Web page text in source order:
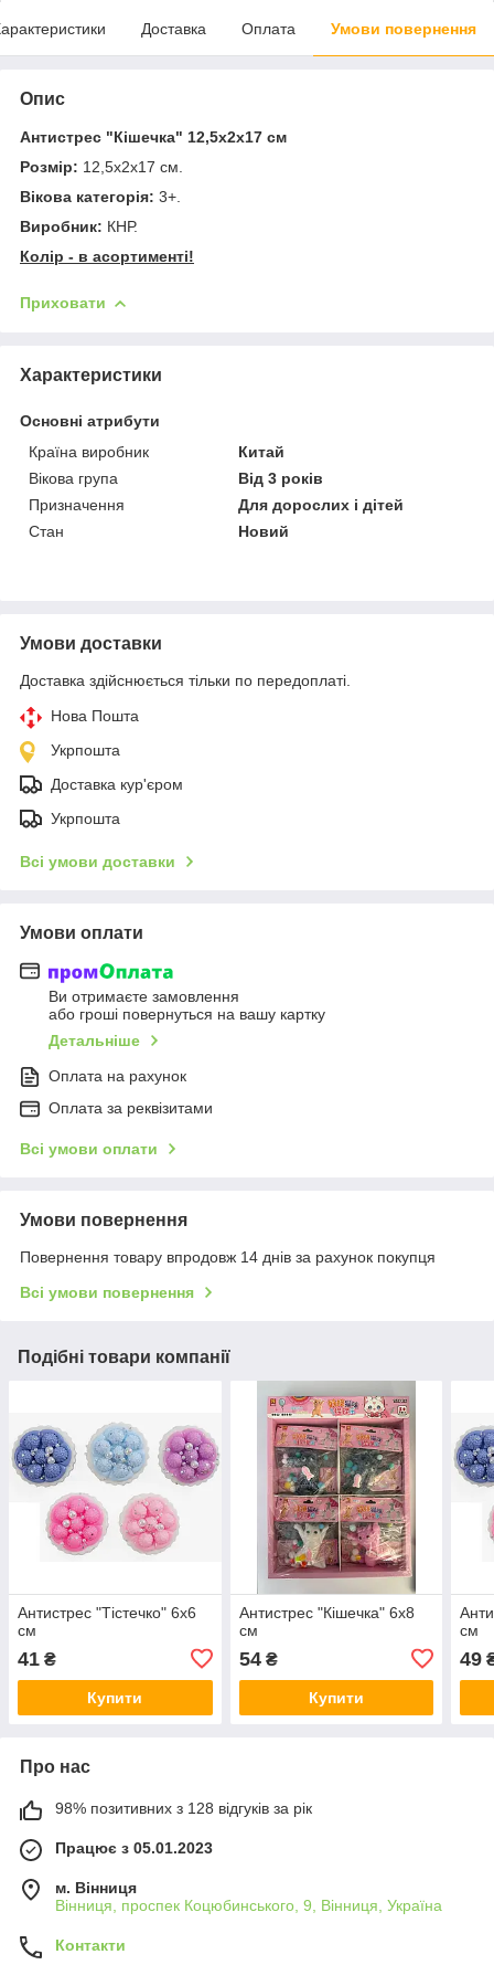
Доставка Оплата Умови повернення
Опис
Антистрес "Кішечка" 12,5х2х17 см
Розмір: 12,5х2х17 см.
Вікова категорія: 3+.
Виробник: КНР.
Колір - в асортименті!
Приховати
Характеристики
Основні атрибути
Країна виробник
Китай
Вікова група
Від 3 років
Призначення
Для дорослих і дітей
Стан
Новий
Умови доставки
Доставка здійснюється тільки по передоплаті.
Нова Пошта
Укрпошта
Доставка кур'єром
Укрпошта
Всі умови доставки
Умови оплати
Ви отримаєте замовлення
або гроші повернуться на вашу картку
Детальніше
Оплата на рахунок
Оплата за реквізитами
Всі умови оплати
Умови повернення
Повернення товару впродовж 14 днів за рахунок покупця
Всі умови повернення
Подібні товари компанії
Антистрес "Тістечко" 6х6
см
41 ₴
Купити
Антистрес "Кішечка" 6х8
см
54₴
Купити
см
49
Про нас
98% позитивних з 128 відгуків за рік
Працює з 05.01.2023
м. Вінниця
Вінниця, проспек Коцюбинського, 9, Вінниця, Україна
Контакти